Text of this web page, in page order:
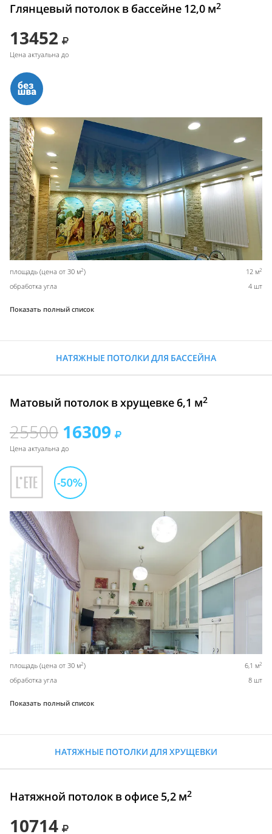
Глянцевый потолок в бассейне 12,0 м2
13452
Цена актуальна до
площадь (цена от 30 м2) 12 м2
обработка угла 4 шт
Показать полный список
НАТЯЖНЫЕ ПОТОЛКИ ДЛЯ БАССЕЙНА
Матовый потолок в хрущевке 6,1 м2
25500 16309
Цена актуальна до
площадь (цена от 30 м2) 6,1 м2
обработка угла 8 шт
Показать полный список
НАТЯЖНЫЕ ПОТОЛКИ ДЛЯ ХРУЩЕВКИ
Натяжной потолок в офисе 5,2 м2
10714